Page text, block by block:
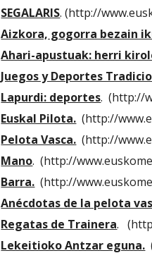
SEGALARIS. (http://
Aizkora, gogorra bezain
Ahari-apustuak: herri
Juegos y Deportes
Lapurdi: deportes.  (http://
Euskal Pilota.
(http://
Pelota Vasca.
(http://
Mano.  (http://
Barra.
(http://
Anécdotas de la pelota
Regatas de Trainera.
Lekeitioko Antzar eguna.